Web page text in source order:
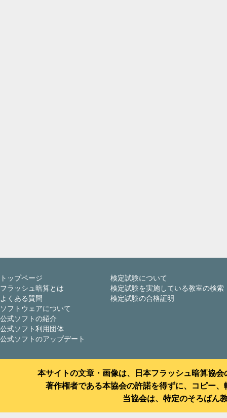
トップページ
フラッシュ暗算とは
よくある質問
ソフトウェアについて
公式ソフトの紹介
公式ソフト利用団体
公式ソフトのアップデート
検定試験について
検定試験を実施している教室の検索
検定試験の合格証明
本サイトの文章・画像は、日本フラッシュ暗算協
著作権者である本協会の許諾を得ずに、コピー
当協会は、特定のそろばん